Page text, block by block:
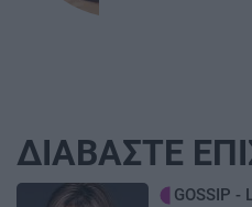
ΔΙΑΒΑΣΤΕ
Image GOSSIP -